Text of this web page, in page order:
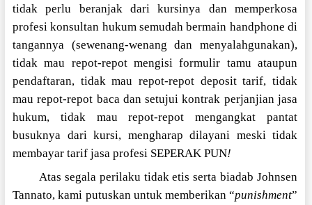
tidak perlu beranjak dari kursinya dan memperkosa
profesi konsultan hukum semudah bermain handphone di
tangannya (sewenang-wenang dan menyalahgunakan),
tidak mau repot-repot mengisi formulir tamu ataupun
pendaftaran, tidak mau repot-repot deposit tarif, tidak
mau repot-repot baca dan setujui kontrak perjanjian jasa
hukum, tidak mau repot-repot mengangkat pantat
busuknya dari kursi, mengharap dilayani meski tidak
membayar tarif jasa profesi SEPERAK PUN!
Atas segala perilaku tidak etis serta biadab Johnsen
Tannato, kami putuskan untuk memberikan “punishment”